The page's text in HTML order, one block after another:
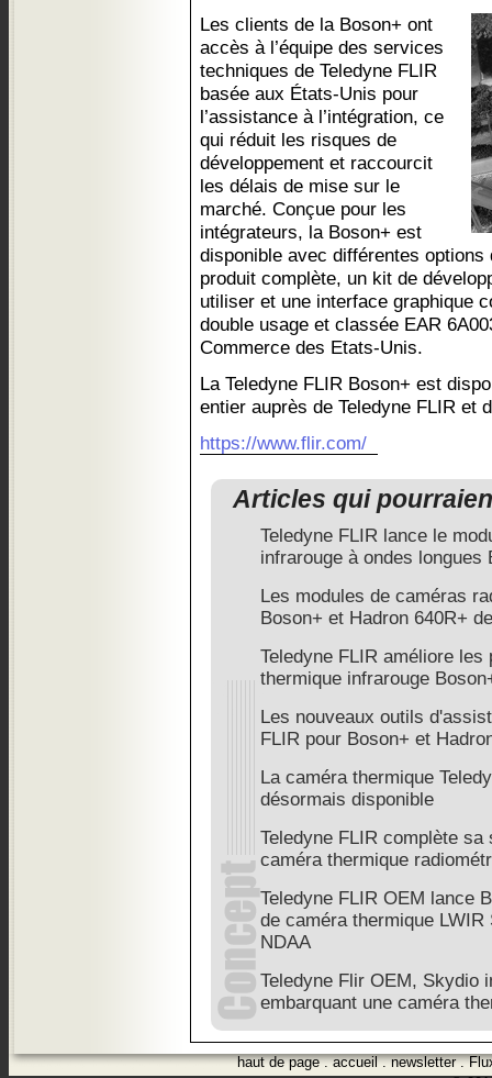
Les clients de la Boson+ ont
accès à l’équipe des services
techniques de Teledyne FLIR
basée aux États-Unis pour
l’assistance à l’intégration, ce
qui réduit les risques de
développement et raccourcit
les délais de mise sur le
marché. Conçue pour les
intégrateurs, la Boson+ est
disponible avec différentes options
produit complète, un kit de
utiliser et une interface graphique
double usage et classée EAR
Commerce des Etats-Unis.
La Teledyne FLIR Boson+ est
entier auprès de Teledyne FLIR et
https://www.flir.com/
Articles qui
Teledyne FLIR lance le
infrarouge à ondes longues
Les modules de caméras
Boson+ et Hadron 640R+
Teledyne FLIR améliore
thermique infrarouge
Les nouveaux outils
FLIR pour Boson+ et
La caméra thermique
désormais disponible
Teledyne FLIR complète
caméra thermique
Teledyne FLIR OEM lance
de caméra thermique
NDAA
Teledyne Flir OEM, Skydio
embarquant une caméra
haut de page.accueil.newsletter.